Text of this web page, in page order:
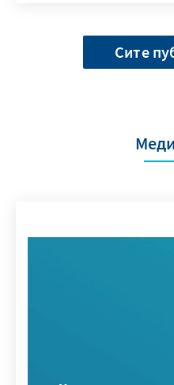
Сите